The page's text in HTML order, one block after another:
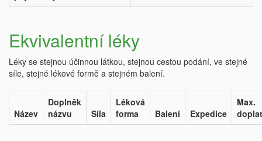
Ekvivalentní léky
Léky se stejnou účinnou látkou, stejnou cestou podání, ve stejné
síle, stejné lékové formě a stejném balení.
Název
Doplněk
názvu
Síla
Léková
forma
Balení Expedice
Max.